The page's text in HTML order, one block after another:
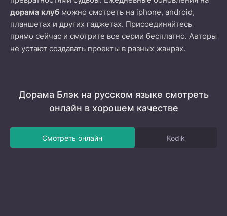
дорама клуб можно смотреть на iphone, android,
планшетах и других гаджетах. Присоединяйтесь
прямо сейчас и смотрите все серии бесплатно. Авторы
не устают создавать проекты в разных жанрах.
Дорама Блэк на русском языке смотреть
онлайн в хорошем качестве
Смотреть онлайн Kodik